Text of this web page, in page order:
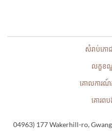
សំរាប់ភោ
លក្ខខណ្
គោលការណ៍
គោរពប
04963) 177 Wakerhill-ro,